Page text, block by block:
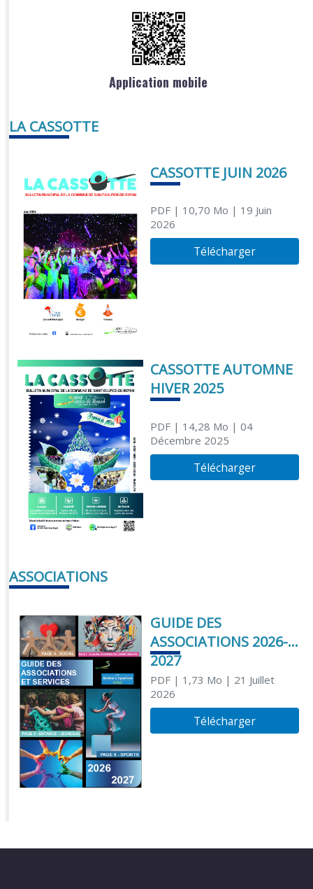
Application mobile
LA CASSOTTE
CASSOTTE JUIN 2026
PDF| 10,70 Mo | 19 Juin
2026
Télécharger
CASSOTTE AUTOMNE
HIVER 2025
PDF| 14,28 Mo | 04
Décembre 2025
Télécharger
ASSOCIATIONS
GUIDE DES
ASSOCIATIONS 2026-
2027
PDF| 1,73 Mo | 21 Juillet
2026
Télécharger